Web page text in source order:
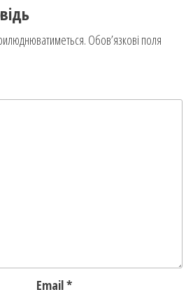
Обов’язкові поля
Email*